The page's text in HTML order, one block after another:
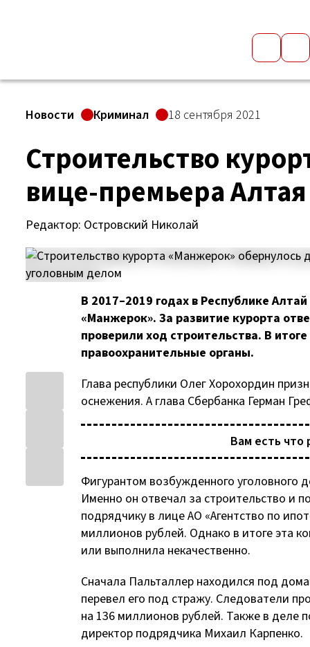
Новости Криминал 18 сентября 2021
Строительство
вице-премьера
Редактор: Островский Николай
В 2017–2019 годах в Республике
«Манжерок». За развитие курорта
проверили ход строительства. В
правоохранительные органы.
Глава республики Олег Хорохордин
оснежения. А глава Сбербанка Герман
Фигурантом возбужденного уголовного
Именно он отвечал за строительство и
подрядчику в лицеАО «Агентство по
миллионов рублей. Однако в итоге эта
или выполнила некачественно.
Сначала Пальталлер находился под
перевел его под стражу. Следователи
на 136 миллионов рублей. Также в деле
директор подрядчика Михаил Карпенко.
Вам есть что